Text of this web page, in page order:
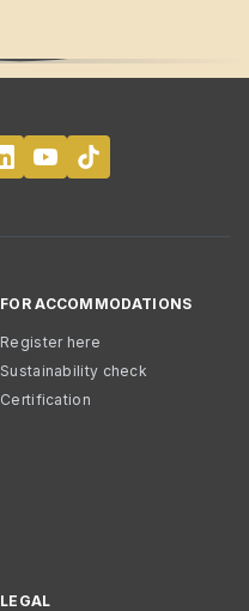
FOR ACCOMMODATIONS
Register here
Sustainability check
Certification
LEGAL